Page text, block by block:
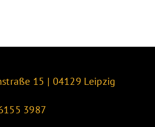
15 | 04129 Leipzig
3987